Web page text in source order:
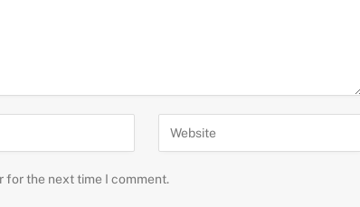
for the next time I comment.